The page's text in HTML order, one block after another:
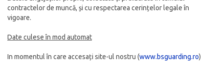
contractelor de muncă, și cu respectarea cerințelor legale în
vigoare.
Date culese în mod automat
In momentul în care accesați site-ul nostru (www.bsguarding.ro)